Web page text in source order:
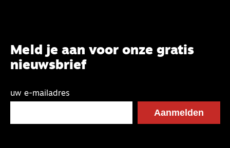
Meld je aan voor onze gratis
nieuwsbrief
uw e-mailadres